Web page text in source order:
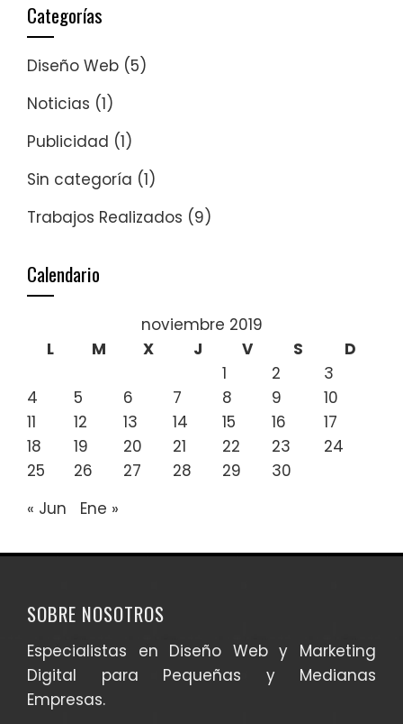
Categorías
Diseño Web (5)
Noticias (1)
Publicidad (1)
Sin categoría (1)
Trabajos Realizados (9)
Calendario
noviembre 2019
L
M X J V S
D
1
2
3
4
5 6 7 8 9
10
11
12 13 14 15 16
17
18
19 20 21 22 23
24
25
26 27 28 29
30
« Jun
Ene »
SOBRE NOSOTROS
Especialistas en Diseño Web y Marketing
Digital para Pequeñas y Medianas
Empresas.